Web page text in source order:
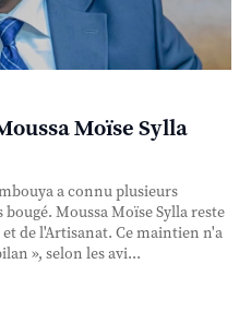
Moïse Sylla
a connu plusieurs
Moussa Moïse Sylla reste
de l'Artisanat. Ce maintien n'a
», selon les avi...